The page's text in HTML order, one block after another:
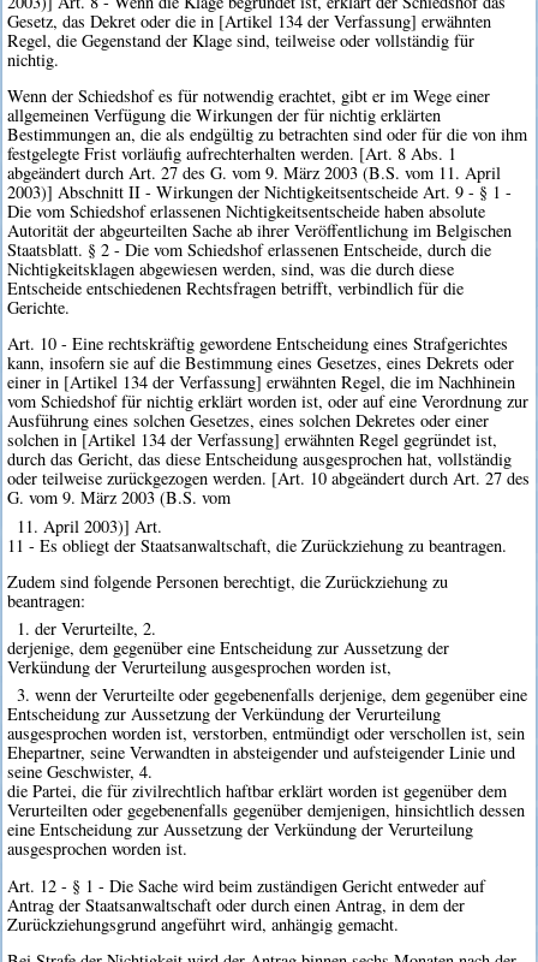
Gesetz, das Dekret oder die in [Artikel 134 der Verfassung] erwähnten
Regel, die Gegenstand der Klage sind, teilweise oder vollständig für
nichtig.
Wenn der Schiedshof es für notwendig erachtet, gibt er im Wege einer
allgemeinen Verfügung die Wirkungen der für nichtig erklärten
Bestimmungen an, die als endgültig zu betrachten sind oder für die von ihm
festgelegte Frist vorläufig aufrechterhalten werden. [Art. 8 Abs. 1
abgeändert durch Art. 27 des G. vom 9. März 2003 (B.S. vom 11. April
2003)] Abschnitt II - Wirkungen der Nichtigkeitsentscheide Art. 9 - § 1 -
Die vom Schiedshof erlassenen Nichtigkeitsentscheide haben absolute
Autorität der abgeurteilten Sache ab ihrer Veröffentlichung im Belgischen
Staatsblatt. § 2 - Die vom Schiedshof erlassenen Entscheide, durch die
Nichtigkeitsklagen abgewiesen werden, sind, was die durch diese
Entscheide entschiedenen Rechtsfragen betrifft, verbindlich für die
Gerichte.
Art. 10 - Eine rechtskräftig gewordene Entscheidung eines Strafgerichtes
kann, insofern sie auf die Bestimmung eines Gesetzes, eines Dekrets oder
einer in [Artikel 134 der Verfassung] erwähnten Regel, die im Nachhinein
vom Schiedshof für nichtig erklärt worden ist, oder auf eine Verordnung zur
Ausführung eines solchen Gesetzes, eines solchen Dekretes oder einer
solchen in [Artikel 134 der Verfassung] erwähnten Regel gegründet ist,
durch das Gericht, das diese Entscheidung ausgesprochen hat, vollständig
oder teilweise zurückgezogen werden. [Art. 10 abgeändert durch Art. 27 des
G. vom 9. März 2003 (B.S. vom
11. April 2003)] Art.
11 - Es obliegt der Staatsanwaltschaft, die Zurückziehung zu beantragen.
Zudem sind folgende Personen berechtigt, die Zurückziehung zu
beantragen:
1. der Verurteilte, 2.
derjenige, dem gegenüber eine Entscheidung zur Aussetzung der
Verkündung der Verurteilung ausgesprochen worden ist,
3. wenn der Verurteilte oder gegebenenfalls derjenige, dem gegenüber eine
Entscheidung zur Aussetzung der Verkündung der Verurteilung
ausgesprochen worden ist, verstorben, entmündigt oder verschollen ist, sein
Ehepartner, seine Verwandten in absteigender und aufsteigender Linie und
seine Geschwister, 4.
die Partei, die für zivilrechtlich haftbar erklärt worden ist gegenüber dem
Verurteilten oder gegebenenfalls gegenüber demjenigen, hinsichtlich dessen
eine Entscheidung zur Aussetzung der Verkündung der Verurteilung
ausgesprochen worden ist.
Art. 12 - § 1 - Die Sache wird beim zuständigen Gericht entweder auf
Antrag der Staatsanwaltschaft oder durch einen Antrag, in dem der
Zurückziehungsgrund angeführt wird, anhängig gemacht.